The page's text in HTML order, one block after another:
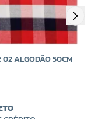
ALGODÃO 50CM